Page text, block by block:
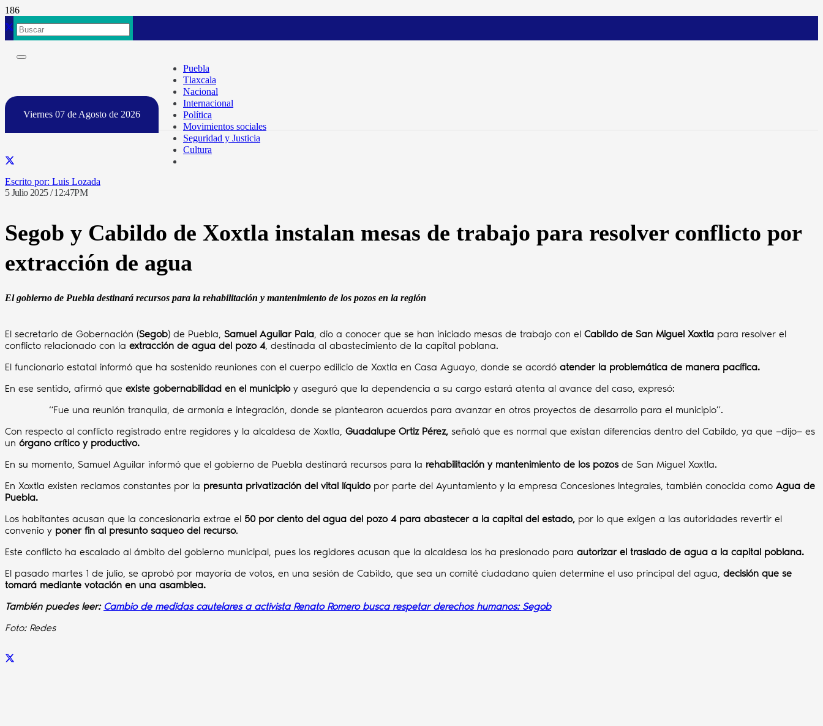
Viernes 07 de Agosto de 2026
Puebla
Tlaxcala
Nacional
Internacional
Política
Movimientos sociales
Seguridad y Justicia
Cultura
Luis Lozada
5 Julio 2025 / 12:47PM
Segob y Cabildo de Xoxtla instalan mesas de trabajo para resolver conflicto por
extracción de agua
El gobierno de Puebla destinará recursos para la rehabilitación y mantenimiento de los pozos en la región
El secretario de Gobernación (Segob) de Puebla, Samuel Aguilar Pala, dio a conocer que se han iniciado mesas de trabajo con el Cabildo de San Miguel Xoxtla para resolver el
conflicto relacionado con la extracción de agua del pozo 4, destinada al abastecimiento de la capital poblana.
El funcionario estatal informó que ha sostenido reuniones con el cuerpo edilicio de Xoxtla en Casa Aguayo, donde se acordó atender la problemática de manera pacífica.
En ese sentido, afirmó que existe gobernabilidad en el municipioy aseguró que la dependencia a su cargo estará atenta al avance del caso, expresó:
“Fue una reunión tranquila, de armonía e integración, donde se plantearon acuerdos para avanzar en otros proyectos de desarrollo para el municipio”.
Con respecto al conflicto registrado entre regidores y la alcaldesa de Xoxtla, Guadalupe Ortiz Pérez, señaló que es normal que existan diferencias dentro del Cabildo, ya que —dijo— es
un órgano crítico y productivo.
En su momento, Samuel Aguilar informó que el gobierno de Puebla destinará recursos para la rehabilitación y mantenimiento de los pozos de San Miguel Xoxtla.
En Xoxtla existen reclamos constantes por la presunta privatización del vital líquidopor parte del Ayuntamiento y la empresa Concesiones Integrales, también conocida como Agua de
Puebla.
Los habitantes acusan que la concesionaria extrae el 50 por ciento del agua del pozo 4 para abastecer a la capital del estado, por lo que exigen a las autoridades revertir el
convenio y poner fin al presunto saqueo del recurso.
Este conflicto ha escalado al ámbito del gobierno municipal, pues los regidores acusan que la alcaldesa los ha presionado para autorizar el traslado de agua a la capital poblana.
El pasado martes 1 de julio, se aprobó por mayoría de votos, en una sesión de Cabildo, que sea un comité ciudadano quien determine el uso principal del agua, decisión que se
tomará mediante votación en una asamblea.
También puedes leer: Cambio de medidas cautelares a activista Renato Romero busca respetar derechos humanos: Segob
Foto: Redes